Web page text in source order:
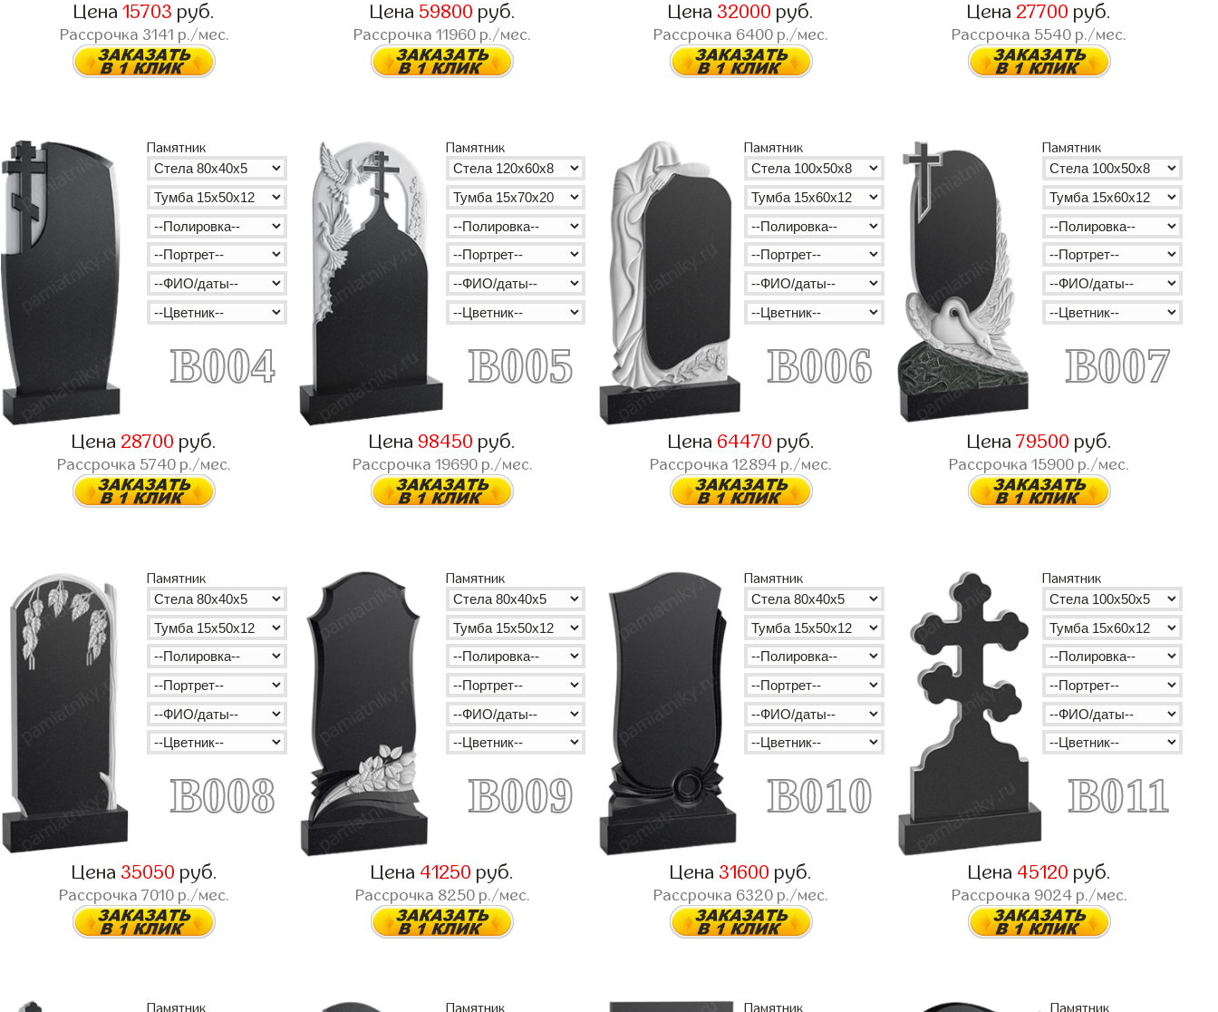
Цена15703 руб.
Рассрочка 3141 р./мес.
Цена 59800 руб.
Рассрочка11960 р./мес.
Цена 32000 руб.
Рассрочка 6400 р./мес.
Цена 27700 руб.
Рассрочка 5540 р./мес.
B004
Памятник
Цена 28700 руб.
Рассрочка 5740 р./мес.
B005
Памятник
Цена 98450 руб.
Рассрочка 19690р./мес.
B006
Памятник
Цена 64470 руб.
Рассрочка12894 р./мес.
B007
Памятник
Цена 79500 руб.
Рассрочка15900 р./мес.
B008
Памятник
Цена 35050 руб.
Рассрочка7010 р./мес.
B009
Памятник
Цена 41250 руб.
Рассрочка 8250р./мес.
B010
Памятник
Цена 31600 руб.
Рассрочка 6320 р./мес.
B011
Памятник
Цена 45120 руб.
Рассрочка 9024р./мес.
Памятник Памятник Памятник Памятник